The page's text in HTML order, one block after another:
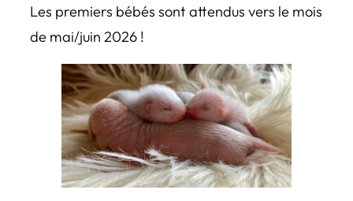
Les premiers bébés sont attendus vers le mois
de mai/juin 2026 !